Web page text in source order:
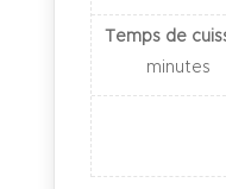
Temps de
minutes